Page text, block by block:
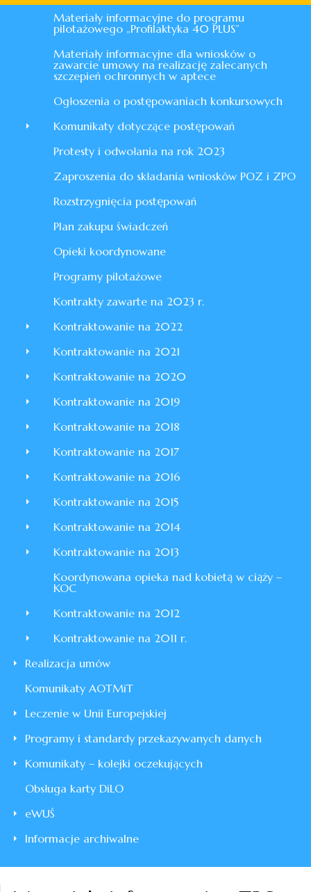
Materiały informacyjne do programu
pilotażowego „Profilaktyka 40 PLUS”
Materiały informacyjne dla wniosków o
zawarcie umowy na realizację zalecanych
szczepień ochronnych w aptece
Ogłoszenia o postępowaniach konkursowych
Komunikaty dotyczące postępowań
Protesty i odwołania na rok 2023
Zaproszenia do składania wniosków POZ i ZPO
Rozstrzygnięcia postępowań
Plan zakupu świadczeń
Opieki koordynowane
Programy pilotażowe
Kontrakty zawarte na 2023 r.
Kontraktowanie na 2022
Kontraktowanie na 2021
Kontraktowanie na 2020
Kontraktowanie na 2019
Kontraktowanie na 2018
Kontraktowanie na 2017
Kontraktowanie na 2016
Kontraktowanie na 2015
Kontraktowanie na 2014
Kontraktowanie na 2013
Koordynowana opieka nad kobietą w ciąży –
KOC
Kontraktowanie na 2012
Kontraktowanie na 2011 r.
Realizacja umów
Komunikaty AOTMiT
Leczenie w Unii Europejskiej
Programy i standardy przekazywanych danych
Komunikaty – kolejki oczekujących
Obsługa karty DiLO
eWUŚ
Informacje archiwalne